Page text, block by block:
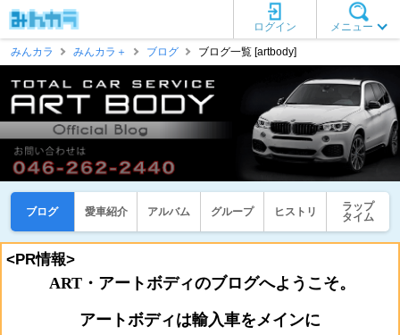
メニュー
ログイン
みんカラ
みんカラ＋ ブログ ブログ一覧 [artbody]
ブログ 愛車紹介 アルバム グループ ヒストリ
ラップ
タイム
<PR情報>
ART・アートボディのブログへようこそ。
アートボディは輸入車をメインに